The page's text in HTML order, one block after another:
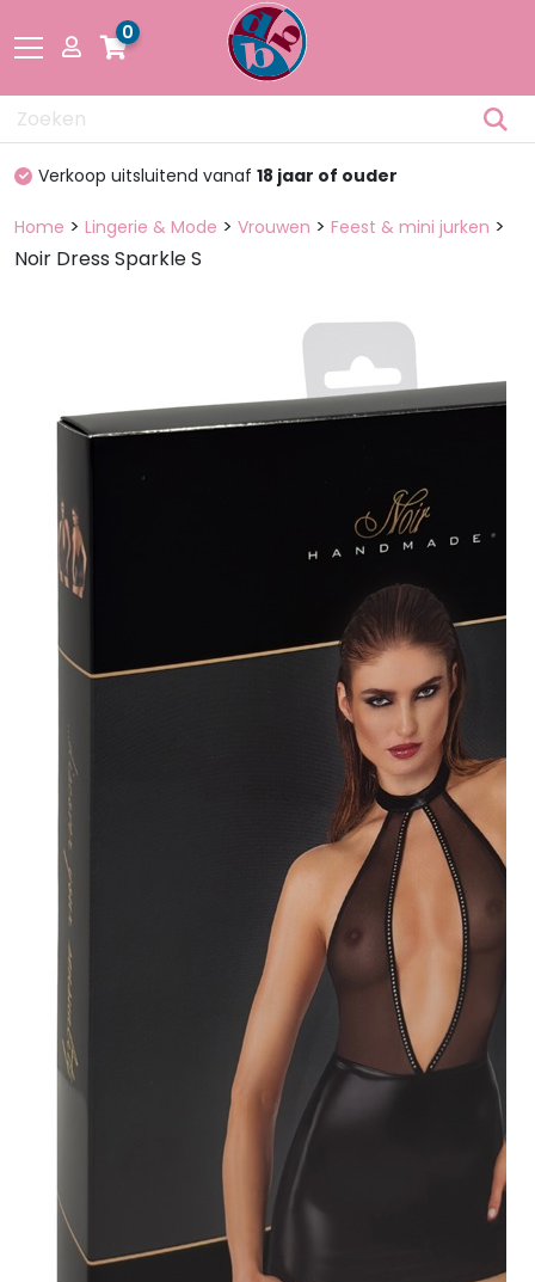
Drogisterij
Pakketten
en dozen
Plezier &
Media
materiaal
Speeltjes
0
100%discreet verpakt
Home > Lingerie & Mode > Vrouwen > Feest & mini jurken >
Noir Dress Sparkle S